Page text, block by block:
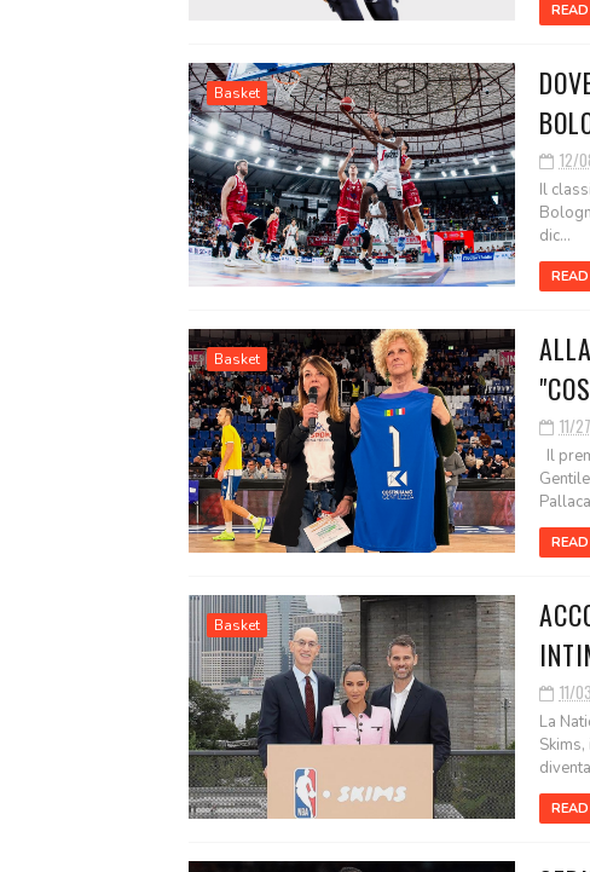
Basket
12/
Il
dic...
Basket
11/
Il
Basket
11/
La